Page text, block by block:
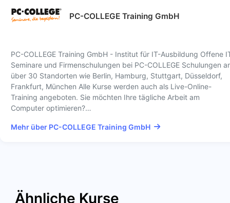
PC-COLLEGE Training GmbH
PC-COLLEGE Training GmbH - Institut für IT-Ausbildung Offene
Seminare und Firmenschulungen bei PC-COLLEGE Schulungen
über 30 Standorten wie Berlin, Hamburg, Stuttgart, Düsseldorf,
Frankfurt, München Alle Kurse werden auch als Live-Online-
Training angeboten. Sie möchten Ihre tägliche Arbeit am
Computer optimieren?…
Mehr über PC-COLLEGE Training GmbH
Ähnliche Kurse